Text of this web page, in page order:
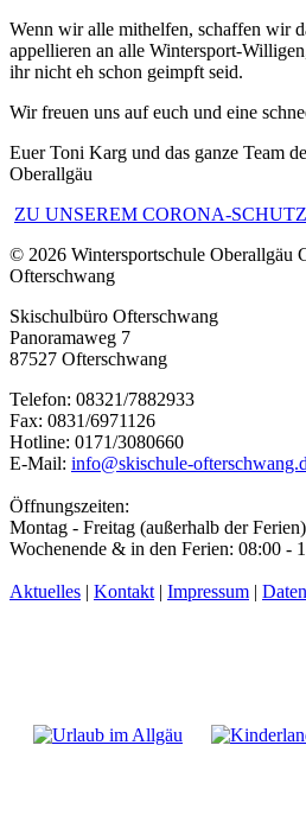
Wenn wir alle mithelfen, schaffen wir
appellieren an alle Wintersport-
ihr nicht eh schon geimpft seid.
Wir freuen uns auf euch und eine
Euer Toni Karg und das ganze Team
Oberallgäu
ZU UNSEREM CORONA-
© 2026 Wintersportschule Oberallgäu
Ofterschwang
Skischulbüro Ofterschwang
Panoramaweg 7
87527 Ofterschwang
Telefon: 08321/7882933
Fax: 0831/6971126
Hotline: 0171/3080660
E-Mail: info@skischule-
Öffnungszeiten:
Montag - Freitag (außerhalb der
Wochenende & in den Ferien: 08:00 -
Aktuelles | Kontakt | Impressum |